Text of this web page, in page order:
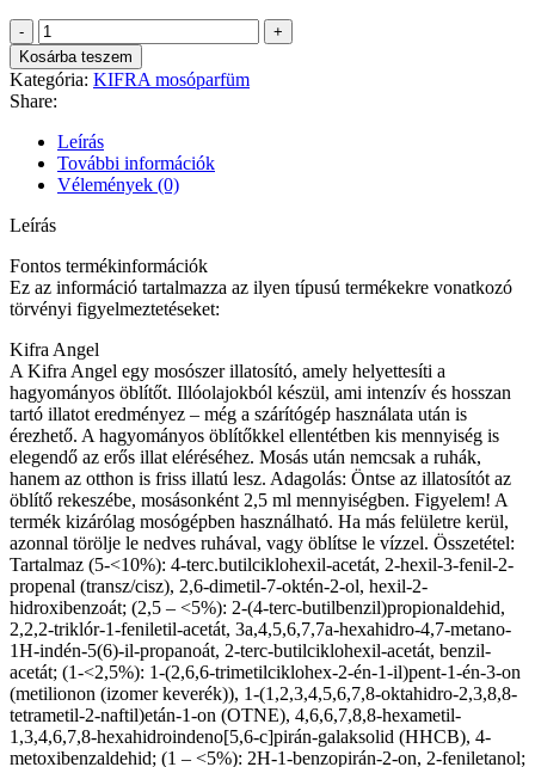
Kifra
Mosóparfüm
-
Lilac
mennyiség
Kosárba teszem
Kategória: KIFRA mosóparfüm
Share:
Leírás
További információk
Vélemények (0)
Leírás
Fontos termékinformációk
Ez az információ tartalmazza az ilyen típusú termékekre vonatkozó
törvényi figyelmeztetéseket:
Kifra Angel
A Kifra Angel egy mosószer illatosító, amely helyettesíti a
hagyományos öblítőt. Illóolajokból készül, ami intenzív és hosszan
tartó illatot eredményez – még a szárítógép használata után is
érezhető. A hagyományos öblítőkkel ellentétben kis mennyiség is
elegendő az erős illat eléréséhez. Mosás után nemcsak a ruhák,
hanem az otthon is friss illatú lesz. Adagolás: Öntse az illatosítót az
öblítő rekeszébe, mosásonként 2,5 ml mennyiségben. Figyelem! A
termék kizárólag mosógépben használható. Ha más felületre kerül,
azonnal törölje le nedves ruhával, vagy öblítse le vízzel. Összetétel:
Tartalmaz (5-<10%): 4-terc.butilciklohexil-acetát, 2-hexil-3-fenil-2-
propenal (transz/cisz), 2,6-dimetil-7-oktén-2-ol, hexil-2-
hidroxibenzoát; (2,5 – <5%): 2-(4-terc-butilbenzil)propionaldehid,
2,2,2-triklór-1-feniletil-acetát, 3a,4,5,6,7,7a-hexahidro-4,7-metano-
1H-indén-5(6)-il-propanoát, 2-terc-butilciklohexil-acetát, benzil-
acetát; (1-<2,5%): 1-(2,6,6-trimetilciklohex-2-én-1-il)pent-1-én-3-on
(metilionon (izomer keverék)), 1-(1,2,3,4,5,6,7,8-oktahidro-2,3,8,8-
tetrametil-2-naftil)etán-1-on (OTNE), 4,6,6,7,8,8-hexametil-
1,3,4,6,7,8-hexahidroindeno[5,6-c]pirán-galaksolid (HHCB), 4-
metoxibenzaldehid; (1 – <5%): 2H-1-benzopirán-2-on, 2-feniletanol;